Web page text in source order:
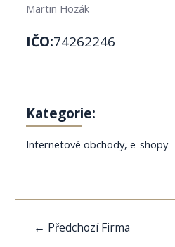
Martin Hozák
IČO:74262246
Kategorie:
Internetové obchody, e-shopy
Navigace
← Předchozí Firma